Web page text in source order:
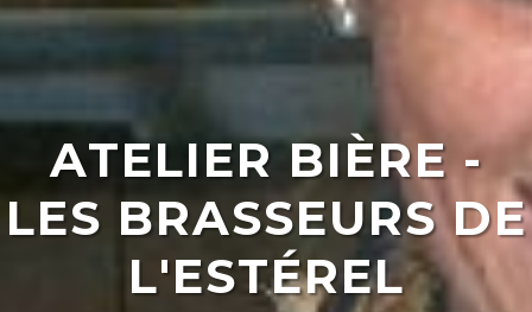
ATELIER BIÈRE -
LES BRASSEURS DE
L'ESTÉREL